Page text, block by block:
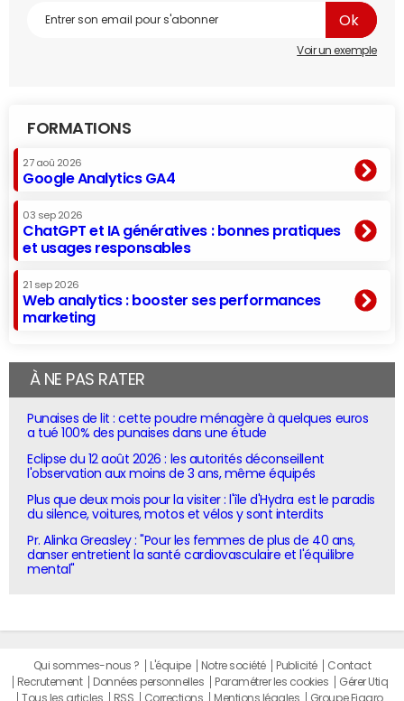
Voir un exemple
FORMATIONS
27 aoû 2026
Google Analytics GA4
03 sep 2026
ChatGPT et IA génératives : bonnes pratiques
et usages responsables
21 sep 2026
Web analytics : booster ses performances
marketing
À NE PAS RATER
Punaises de lit : cette poudre ménagère à quelques euros
a tué 100% des punaises dans une étude
Eclipse du 12 août 2026 : les autorités déconseillent
l'observation aux moins de 3 ans, même équipés
Plus que deux mois pour la visiter : l'île d'Hydra est le paradis
du silence, voitures, motos et vélos y sont interdits
Pr. Alinka Greasley : "Pour les femmes de plus de 40 ans,
danser entretient la santé cardiovasculaire et l'équilibre
mental"
Qui sommes-nous ? L'équipe Notre société Publicité
Contact
Recrutement
Données personnelles Paramétrer les cookies
Gérer Utiq
Tous les articles
RSS Corrections Mentions légales Groupe Figaro